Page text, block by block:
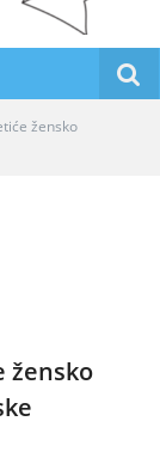
žensko
žensko